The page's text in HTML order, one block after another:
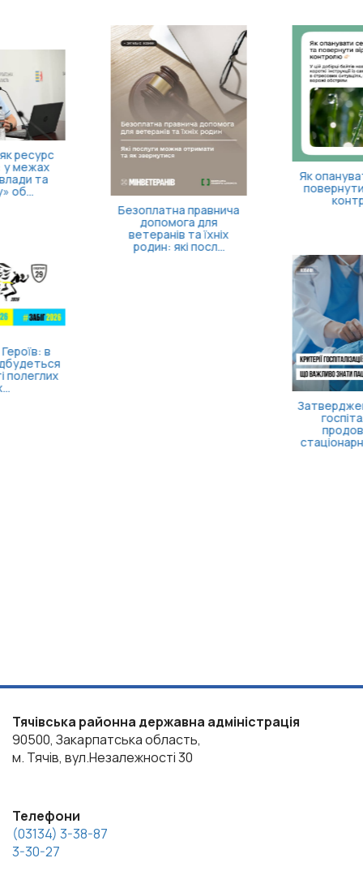
Безоплатна правнича
ветеранів та їхніх
родин: які посл...
Як опанувати себе та
повернути відчуття
контролю
Затверджено правила
стаціонарного лікув...
Тячівська районна державна адміністрація
90500, Закарпатська область,
м. Тячів, вул.Незалежності 30
Телефони
(03134) 3-38-87
3-30-27